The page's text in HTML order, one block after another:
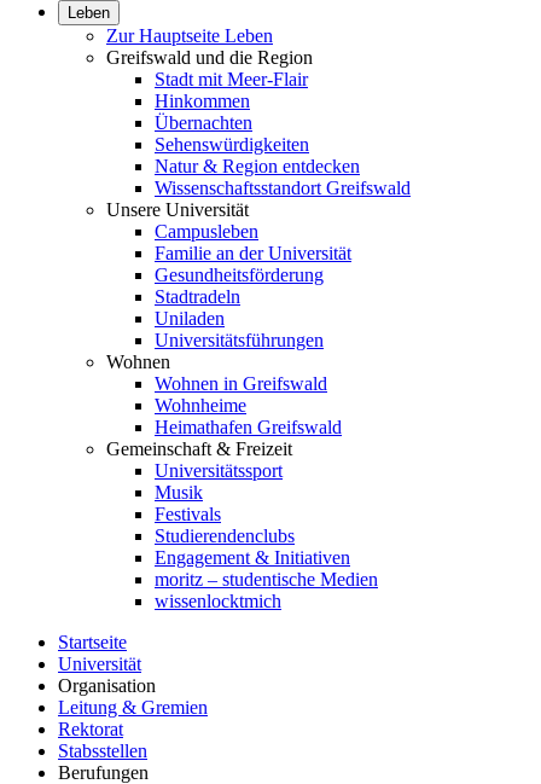
Leben
Zur Hauptseite Leben
Greifswald und die Region
Stadt mit Meer-Flair
Hinkommen
Übernachten
Sehenswürdigkeiten
Natur & Region entdecken
Wissenschaftsstandort Greifswald
Unsere Universität
Campusleben
Familie an der Universität
Gesundheitsförderung
Stadtradeln
Uniladen
Universitätsführungen
Wohnen
Wohnen in Greifswald
Wohnheime
Heimathafen Greifswald
Gemeinschaft & Freizeit
Universitätssport
Musik
Festivals
Studierendenclubs
Engagement & Initiativen
moritz – studentische Medien
wissenlocktmich
Startseite
Universität
Organisation
Leitung & Gremien
Rektorat
Stabsstellen
Berufungen